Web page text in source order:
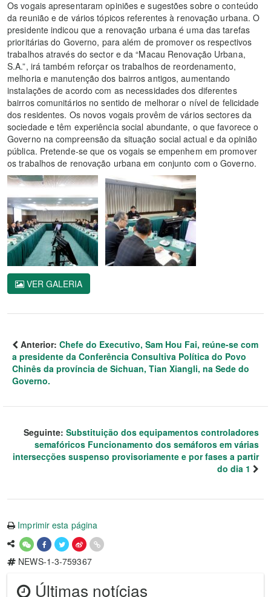
Os vogais apresentaram opiniões e sugestões sobre o conteúdo
da reunião e de vários tópicos referentes à renovação urbana. O
presidente indicou que a renovação urbana é uma das tarefas
prioritárias do Governo, para além de promover os respectivos
trabalhos através do sector e da “Macau Renovação Urbana,
S.A.”, irá também reforçar os trabalhos de reordenamento,
melhoria e manutenção dos bairros antigos, aumentando
instalações de acordo com as necessidades dos diferentes
bairros comunitários no sentido de melhorar o nível de felicidade
dos residentes. Os novos vogais provêm de vários sectores da
sociedade e têm experiência social abundante, o que favorece o
Governo na compreensão da situação social actual e da opinião
pública. Pretende-se que os vogais se empenhem em promover
os trabalhos de renovação urbana em conjunto com o Governo.
VER GALERIA
Anterior: Chefe do Executivo, Sam Hou Fai, reúne-se com
a presidente da Conferência Consultiva Política do Povo
Chinês da província de Sichuan, Tian Xiangli, na Sede do
Governo.
Seguinte: Substituição dos equipamentos controladores
semafóricos Funcionamento dos semáforos em várias
intersecções suspenso provisoriamente e por fases a partir
do dia 1
Imprimir esta página
NEWS-1-3-759367
Últimas notícias